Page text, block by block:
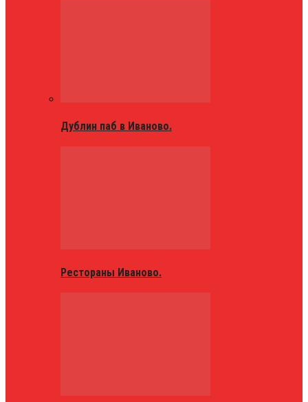
Дублин паб в Иваново.
Рестораны Иваново.